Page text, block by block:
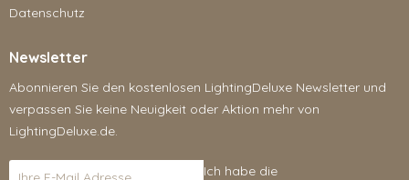
Datenschutz
Newsletter
Abonnieren Sie den kostenlosen LightingDeluxe Newsletter und
verpassen Sie keine Neuigkeit oder Aktion mehr von
LightingDeluxe.de.
Ich habe die